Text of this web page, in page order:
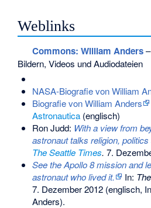
Weblinks
Commons: William Anders–
Bildern, Videos und Audiodateien
NASA-Biografie von William
Biografie von William Anders
Astronautica(englisch)
Ron Judd: With a view from
astronaut talks religion,
The Seattle Times. 7.
See the Apollo 8 mission and
astronaut who lived it.
In:
7. Dezember 2012(englisch,
Anders).